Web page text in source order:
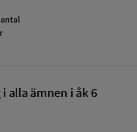
alla ämnen i åk 6